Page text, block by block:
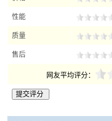
2018-06-13 成都的 王小姐 询
2018-06-14贵州的 周先生 询
2018-06-14辽宁的 煜小姐 询
性能
质量
售后
网友平均评分：